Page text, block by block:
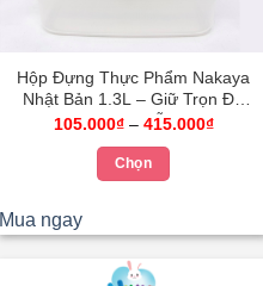
Hộp Đựng Thực Phẩm Nakaya
Nhật Bản 1.3L – Giữ Trọn Độ
Tươi Ngon Mỗi Ngày
105.000₫ – 415.000₫Khoảng
Chọn
có
Mua ngay